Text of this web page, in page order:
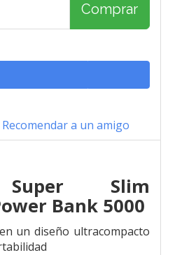
Comprar
Recomendar a un amigo
Slim
Bank 5000
un diseño ultracompacto